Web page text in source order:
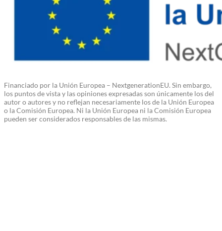
Financiado por la Unión Europea – NextgenerationEU. Sin embargo,
los puntos de vista y las opiniones expresadas son únicamente los del
autor o autores y no reflejan necesariamente los de la Unión Europea
o la Comisión Europea. Ni la Unión Europea ni la Comisión Europea
pueden ser considerados responsables de las mismas.